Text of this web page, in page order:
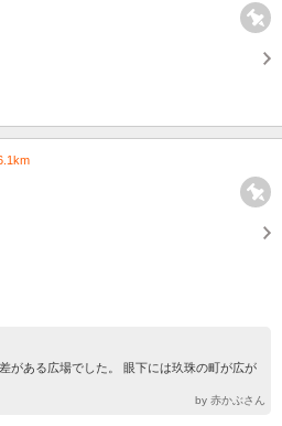
がある広場でした。 眼下には玖珠の町が広が
by 赤かぶさん